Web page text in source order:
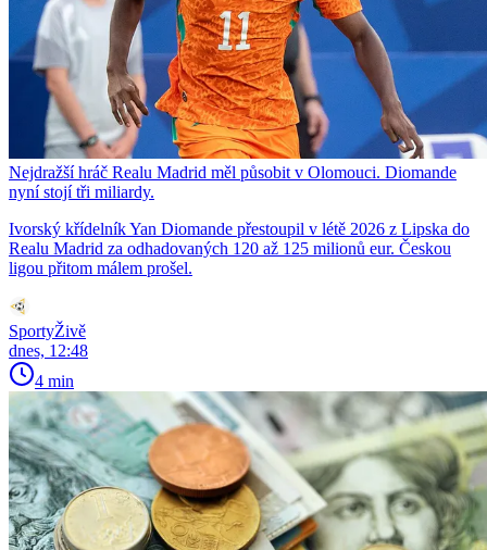
Nejdražší hráč Realu Madrid měl působit v Olomouci. Diomande
nyní stojí tři miliardy.
Ivorský křídelník Yan Diomande přestoupil v létě 2026 z Lipska do
Realu Madrid za odhadovaných 120 až 125 milionů eur. Českou
ligou přitom málem prošel.
SportyŽivě
dnes, 12:48
4 min